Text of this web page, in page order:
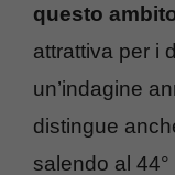
questo
attrattiva per i
un’indagine
distingue
salendo al 44°